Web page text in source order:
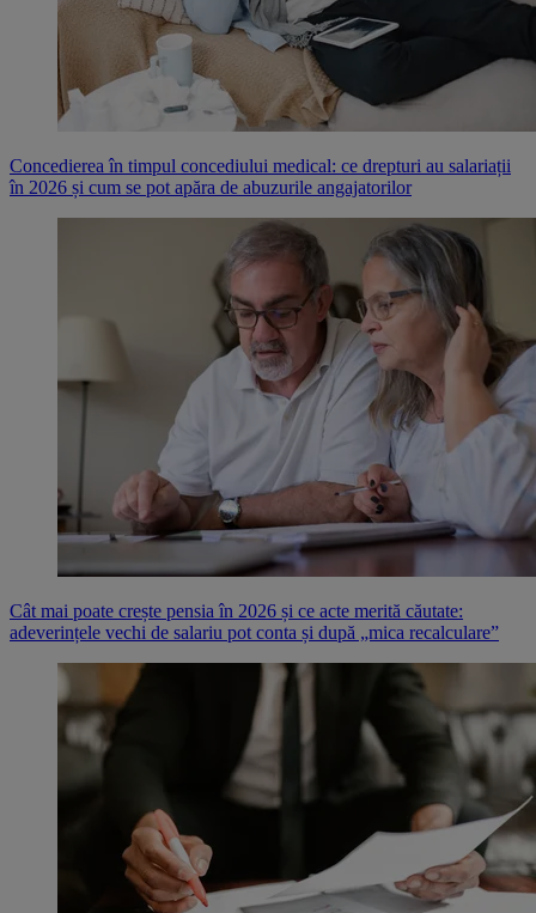
Concedierea în timpul concediului medical: ce drepturi au salariații
în 2026 și cum se pot apăra de abuzurile angajatorilor
Cât mai poate crește pensia în 2026 și ce acte merită căutate:
adeverințele vechi de salariu pot conta și după „mica recalculare”